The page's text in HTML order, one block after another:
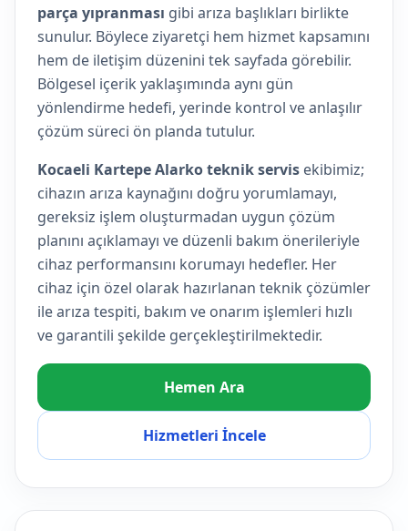
parça yıpranması gibi arıza başlıkları birlikte
sunulur. Böylece ziyaretçi hem hizmet kapsamını
hem de iletişim düzenini tek sayfada görebilir.
Bölgesel içerik yaklaşımında aynı gün
yönlendirme hedefi, yerinde kontrol ve anlaşılır
çözüm süreci ön planda tutulur.
Kocaeli Kartepe Alarko teknik servis ekibimiz;
cihazın arıza kaynağını doğru yorumlamayı,
gereksiz işlem oluşturmadan uygun çözüm
planını açıklamayı ve düzenli bakım önerileriyle
cihaz performansını korumayı hedefler. Her
cihaz için özel olarak hazırlanan teknik çözümler
ile arıza tespiti, bakım ve onarım işlemleri hızlı
ve garantili şekilde gerçekleştirilmektedir.
Hemen Ara
Hizmetleri İncele